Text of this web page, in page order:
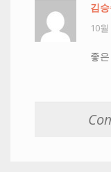
김
10
좋